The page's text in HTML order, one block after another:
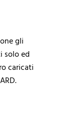
gli
solo ed
caricati